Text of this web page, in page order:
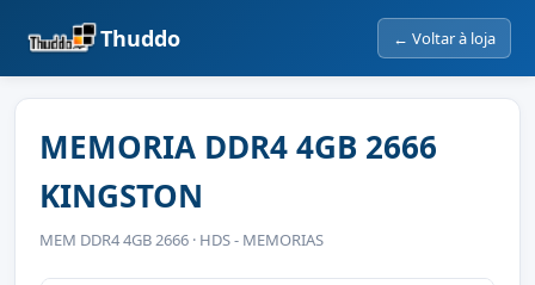
Thuddo ← Voltar à loja
MEMORIA DDR4 4GB 2666
KINGSTON
MEM DDR4 4GB 2666 · HDS - MEMORIAS